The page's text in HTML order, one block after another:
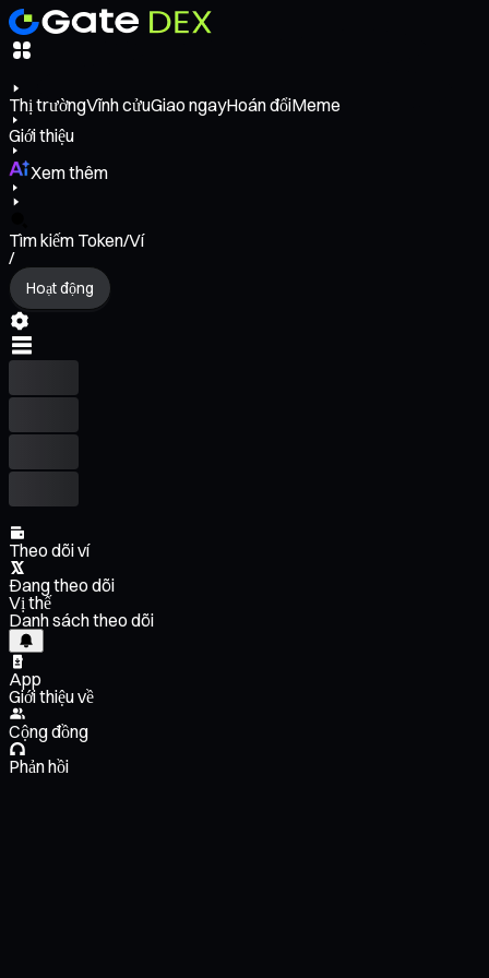
Thị trườngVĩnh cửuGiao ngayHoán đổiMeme
Giới thiệu
Xem thêm
Tìm kiếm Token/Ví
/
Hoạt động
Theo dõi ví
Đang theo dõi
Vị thế
Danh sách theo dõi
App
Giới thiệu về
Cộng đồng
Phản hồi